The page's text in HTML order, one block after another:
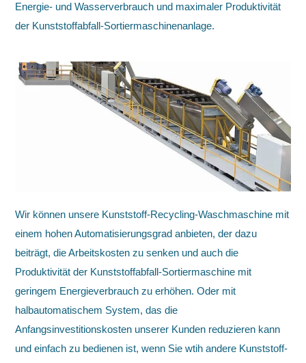
Energie- und Wasserverbrauch und maximaler Produktivität
der Kunststoffabfall-Sortiermaschinenanlage.
Wir können unsere Kunststoff-Recycling-Waschmaschine mit
einem hohen Automatisierungsgrad anbieten, der dazu
beiträgt, die Arbeitskosten zu senken und auch die
Produktivität der Kunststoffabfall-Sortiermaschine mit
geringem Energieverbrauch zu erhöhen. Oder mit
halbautomatischem System, das die
Anfangsinvestitionskosten unserer Kunden reduzieren kann
und einfach zu bedienen ist, wenn Sie wtih andere Kunststoff-